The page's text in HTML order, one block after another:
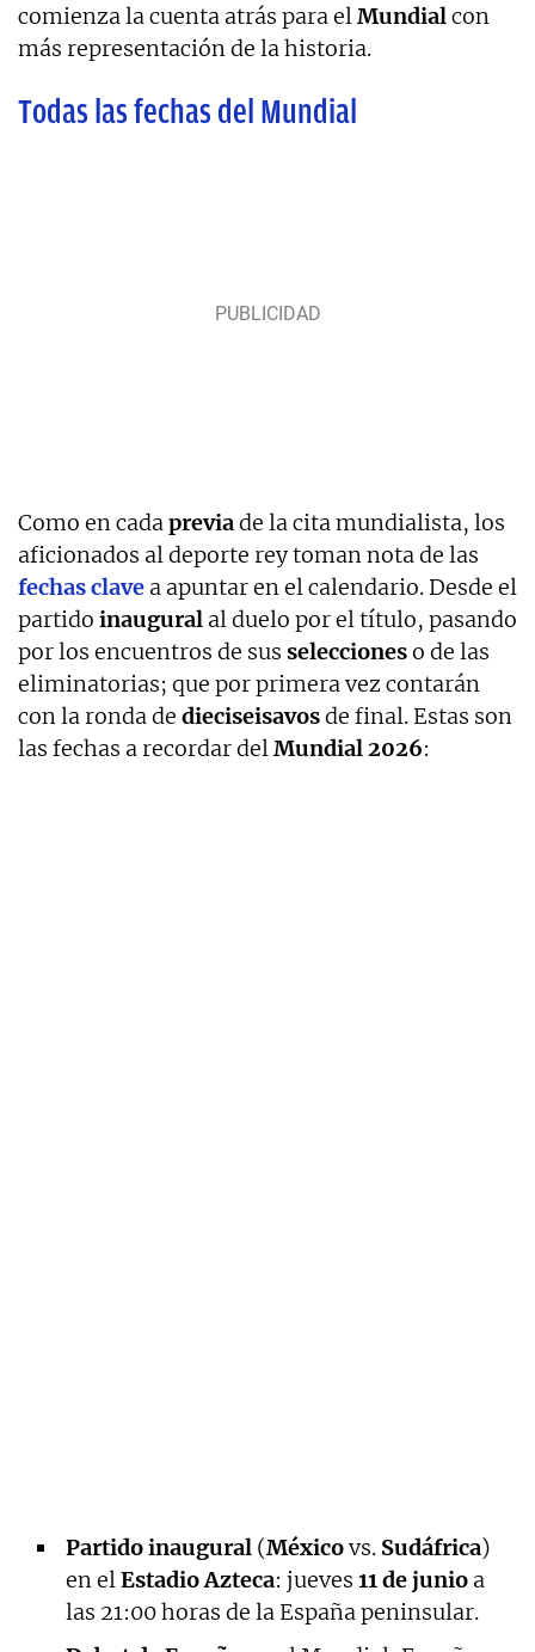
comienza la cuenta atrás para elMundialcon
más representación de la historia.
Todas las fechas del Mundial
Como en cadapreviade la cita mundialista, los
aficionados al deporte rey toman nota de las
fechas clave a apuntar en el calendario. Desde el
partido inaugural al duelo por el título, pasando
por los encuentros de sus seleccioneso de las
eliminatorias; que por primera vez contarán
con la ronda de dieciseisavosde final. Estas son
las fechas a recordar delMundial 2026:
Partido inaugural (Méxicovs. Sudáfrica)
en elEstadio Azteca: jueves 11 de junio a
las 21:00 horas de la España peninsular.